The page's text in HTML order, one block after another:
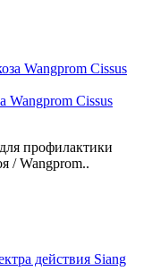
Wangprom Cissus
профилактики
/ Wangprom..